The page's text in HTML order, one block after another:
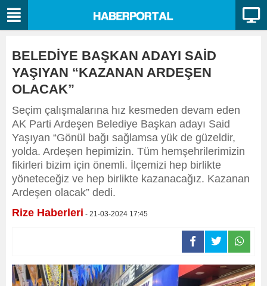
BELEDİYE BAŞKAN ADAYI SAİD
YAŞIYAN “KAZANAN ARDEŞEN
OLACAK”
Seçim çalışmalarına hız kesmeden devam eden
AK Parti Ardeşen Belediye Başkan adayı Said
Yaşıyan “Gönül bağı sağlamsa yük de güzeldir,
yolda. Ardeşen hepimizin. Tüm hemşehrilerimizin
fikirleri bizim için önemli. İlçemizi hep birlikte
yöneteceğiz ve hep birlikte kazanacağız. Kazanan
Ardeşen olacak” dedi.
Rize Haberleri - 21-03-2024 17:45